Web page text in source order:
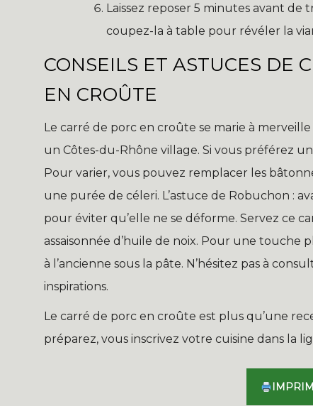
Laissez reposer 5 minutes avant
coupez-la à table pour révéler la
CONSEILS ET ASTUCES DE
EN CROÛTE
Le carré de porc en croûte se marie à
un Côtes-du-Rhône village. Si vous préférez
Pour varier, vous pouvez remplacer les
une purée de céleri. L’astuce de Robuchon :
pour éviter qu’elle ne se déforme. Servez ce
assaisonnée d’huile de noix. Pour une
à l’ancienne sous la pâte. N’hésitez pas à
inspirations.
Le carré de porc en croûte est plus qu’une
préparez, vous inscrivez votre cuisine dans la